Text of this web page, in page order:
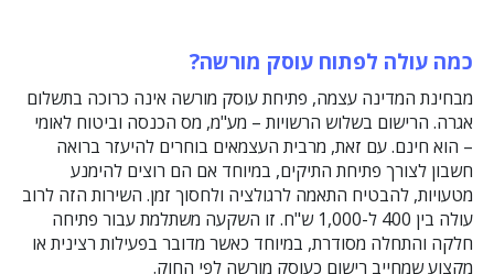
כמה עולה לפתוח עוסק מורשה?
מבחינת המדינה עצמה, פתיחת עוסק מורשה אינה כרוכה בתשלום
אגרה. הרישום בשלוש הרשויות – מע"מ, מס הכנסה וביטוח לאומי
– הוא חינם. עם זאת, מרבית העצמאים בוחרים להיעזר ברואה
חשבון לצורך פתיחת התיקים, במיוחד אם הם רוצים להימנע
מטעויות, להבטיח התאמה לרגולציה ולחסוך זמן. השירות הזה לרוב
עולה בין 400 ל-1,000 ש"ח. זו השקעה משתלמת עבור פתיחה
חלקה והתחלה מסודרת, במיוחד כאשר מדובר בפעילות רצינית או
מקצוע שמחייב רישום כעוסק מורשה לפי החוק.